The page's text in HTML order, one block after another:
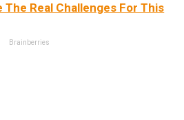
Real Challenges For This
Brainberries